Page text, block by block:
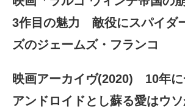
3作目の魅力 敵役にスパイダ
ズのジェームズ・フランコ
映画アーカイヴ(2020) 10年に
アンドロイドとし蘇る愛はウ